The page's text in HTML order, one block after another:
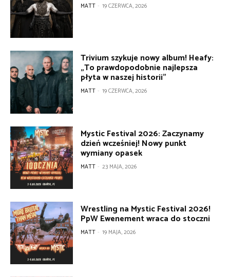
MATT - 19 CZERWCA, 2026
Trivium szykuje nowy album! Heafy:
„To prawdopodobnie najlepsza
płyta w naszej historii”
MATT - 19 CZERWCA, 2026
Mystic Festival 2026: Zaczynamy
dzień wcześniej! Nowy punkt
wymiany opasek
MATT - 23 MAJA, 2026
Wrestling na Mystic Festival 2026!
PpW Ewenement wraca do stoczni
MATT - 19 MAJA, 2026